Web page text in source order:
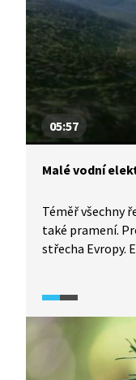
05:57
Malé vodní
Téměř všechny
také pramení.
střecha Evropy.
tedy takových,
Podívejte se, jak